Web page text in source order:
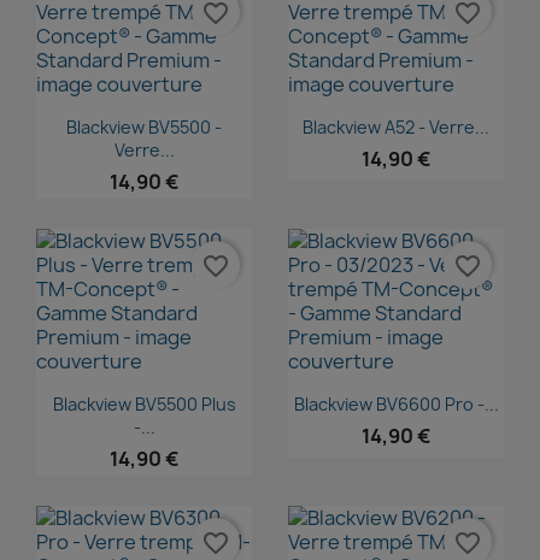
Aperçu rapide
Blackview BV5500 -
Verre...
14,90 €
favorite_border
Aperçu rapide
Blackview A52 - Verre...
14,90 €
favorite_border
Aperçu rapide
Blackview BV5500 Plus
-...
14,90 €
favorite_border
Aperçu rapide
Blackview BV6600 Pro -...
14,90 €
favorite_border
favorite_border favorite_border